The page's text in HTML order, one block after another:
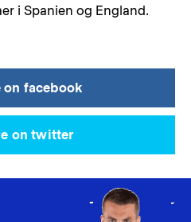
i Spanien og England.
on facebook
on twitter